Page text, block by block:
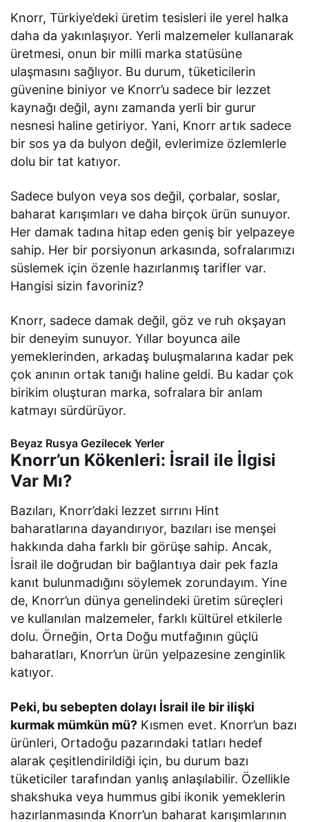
Knorr, Türkiye’deki üretim tesisleri ile yerel halka
daha da yakınlaşıyor. Yerli malzemeler kullanarak
üretmesi, onun bir milli marka statüsüne
ulaşmasını sağlıyor. Bu durum, tüketicilerin
güvenine biniyor ve Knorr’u sadece bir lezzet
kaynağı değil, aynı zamanda yerli bir gurur
nesnesi haline getiriyor. Yani, Knorr artık sadece
bir sos ya da bulyon değil, evlerimize özlemlerle
dolu bir tat katıyor.
Sadece bulyon veya sos değil, çorbalar, soslar,
baharat karışımları ve daha birçok ürün sunuyor.
Her damak tadına hitap eden geniş bir yelpazeye
sahip. Her bir porsiyonun arkasında, sofralarımızı
süslemek için özenle hazırlanmış tarifler var.
Hangisi sizin favoriniz?
Knorr, sadece damak değil, göz ve ruh okşayan
bir deneyim sunuyor. Yıllar boyunca aile
yemeklerinden, arkadaş buluşmalarına kadar pek
çok anının ortak tanığı haline geldi. Bu kadar çok
birikim oluşturan marka, sofralara bir anlam
katmayı sürdürüyor.
Beyaz Rusya Gezilecek Yerler
Knorr’un Kökenleri: İsrail ile İlgisi
Var Mı?
Bazıları, Knorr’daki lezzet sırrını Hint
baharatlarına dayandırıyor, bazıları ise menşei
hakkında daha farklı bir görüşe sahip. Ancak,
İsrail ile doğrudan bir bağlantıya dair pek fazla
kanıt bulunmadığını söylemek zorundayım. Yine
de, Knorr’un dünya genelindeki üretim süreçleri
ve kullanılan malzemeler, farklı kültürel etkilerle
dolu. Örneğin, Orta Doğu mutfağının güçlü
baharatları, Knorr’un ürün yelpazesine zenginlik
katıyor.
Peki, bu sebepten dolayı İsrail ile bir ilişki
kurmak mümkün mü? Kısmen evet. Knorr’un bazı
ürünleri, Ortadoğu pazarındaki tatları hedef
alarak çeşitlendirildiği için, bu durum bazı
tüketiciler tarafından yanlış anlaşılabilir. Özellikle
shakshuka veya hummus gibi ikonik yemeklerin
hazırlanmasında Knorr’un baharat karışımlarının